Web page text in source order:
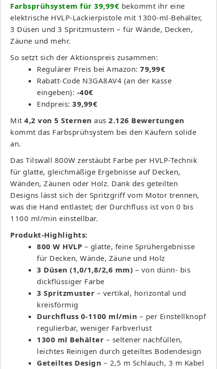
Farbsprühsystem für 39,99€ bekommt ihr eine
elektrische HVLP-Lackierpistole mit 1300-ml-Behälter,
3 Düsen und 3 Spritzmustern – für Wände, Decken,
Zäune und mehr.
So setzt sich der Aktionspreis zusammen:
Regulärer Preis bei Amazon: 79,99€
Rabatt-Code N3GA8AV4 (an der Kasse
eingeben): -40€
Endpreis: 39,99€
Mit 4,2 von 5 Sternen aus 2.126 Bewertungen
kommt das Farbsprühsystem bei den Käufern solide
an.
Das Tilswall 800W zerstäubt Farbe per HVLP-Technik
für glatte, gleichmäßige Ergebnisse auf Decken,
Wänden, Zäunen oder Holz. Dank des geteilten
Designs lässt sich der Spritzgriff vom Motor trennen,
was die Hand entlastet; der Durchfluss ist von 0 bis
1100 ml/min einstellbar.
Produkt-Highlights:
800 W HVLP – glatte, feine Sprühergebnisse
für Decken, Wände, Zäune und Holz
3 Düsen (1,0/1,8/2,6 mm) – von dünn- bis
dickflüssiger Farbe
3 Spritzmuster – vertikal, horizontal und
kreisförmig
Durchfluss 0-1100 ml/min – per Einstellknopf
regulierbar, weniger Farbverlust
1300 ml Behälter – seltener nachfüllen,
leichtes Reinigen durch geteiltes Bodendesign
Geteiltes Design – 2,5 m Schlauch, 3 m Kabel